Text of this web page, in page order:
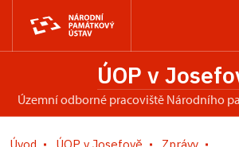
ÚOP v
územní odborné pracoviště Národního